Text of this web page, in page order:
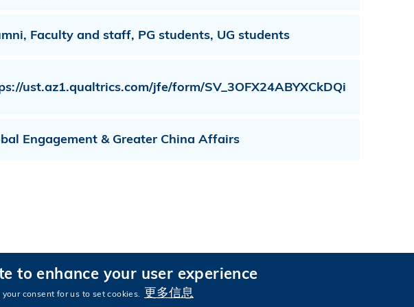
Faculty and staff, PG students, UG students
ust.az1.qualtrics.com/jfe/form/SV_3OFX24ABYXCkDQi
Engagement & Greater China Affairs
碍浏览
技大学所有
to enhance your user experience
consent for us to set cookies. 更多信息